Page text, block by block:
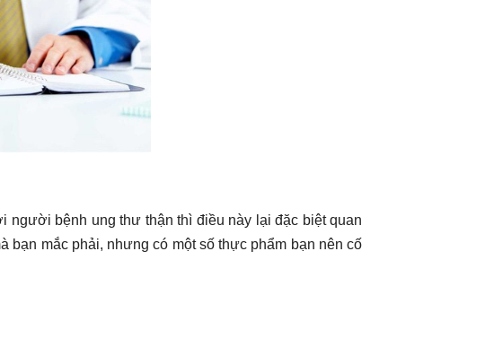
bệnh ung thư thận thì điều này lại đặc biệt quan
bạn mắc phải, nhưng có một số thực phẩm bạn nên cố